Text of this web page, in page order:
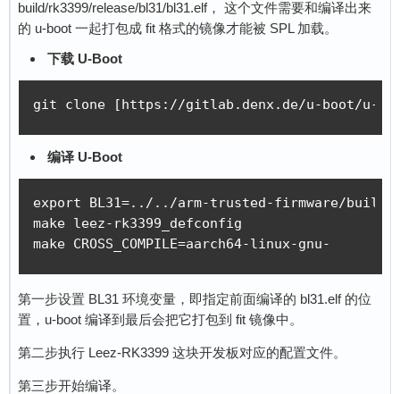
build/rk3399/release/bl31/bl31.elf， 这个文件需要和编译出来
的 u-boot 一起打包成 fit 格式的镜像才能被 SPL 加载。
下载 U-Boot
git clone [https://gitlab.denx.de/u-boot/u-
编译 U-Boot
export BL31=../../arm-trusted-firmware/
make leez-rk3399_defconfig
make CROSS_COMPILE=aarch64-linux-gnu-
第一步设置 BL31 环境变量，即指定前面编译的 bl31.elf 的位
置，u-boot 编译到最后会把它打包到 fit 镜像中。
第二步执行 Leez-RK3399 这块开发板对应的配置文件。
第三步开始编译。